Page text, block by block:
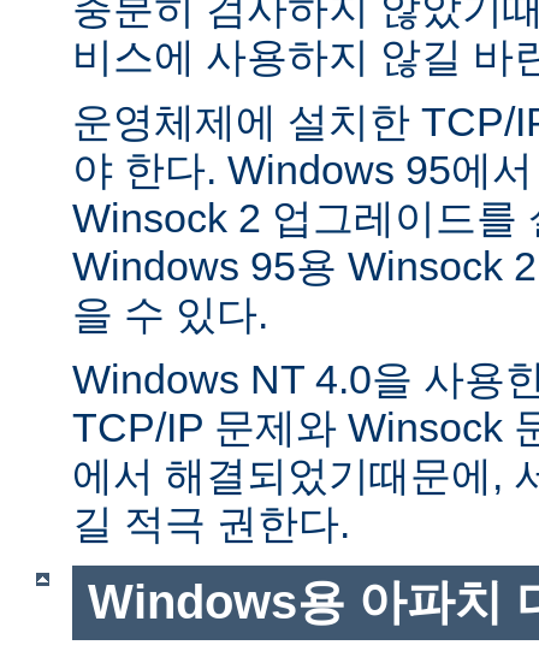
비스에 사용하지 않길 바
운영체제에 설치한 TCP/
야 한다. Windows 95에
Winsock 2 업그레이드를
Windows 95용 Winsock
을 수 있다.
Windows NT 4.0을 사용
TCP/IP 문제와 Winsock
에서 해결되었기때문에,
길 적극 권한다.
Windows용 아파치